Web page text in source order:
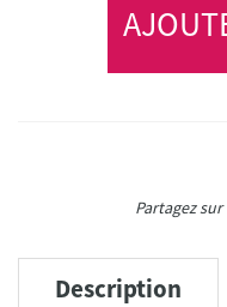
Partagez sur
Description